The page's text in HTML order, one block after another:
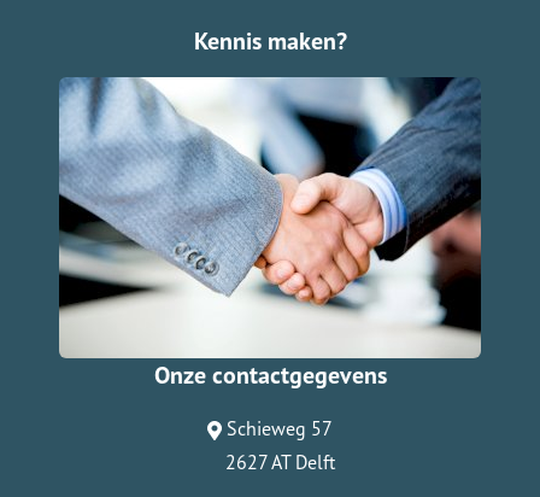
Kennis maken?
Onze contactgegevens
Schieweg 57
2627 AT Delft